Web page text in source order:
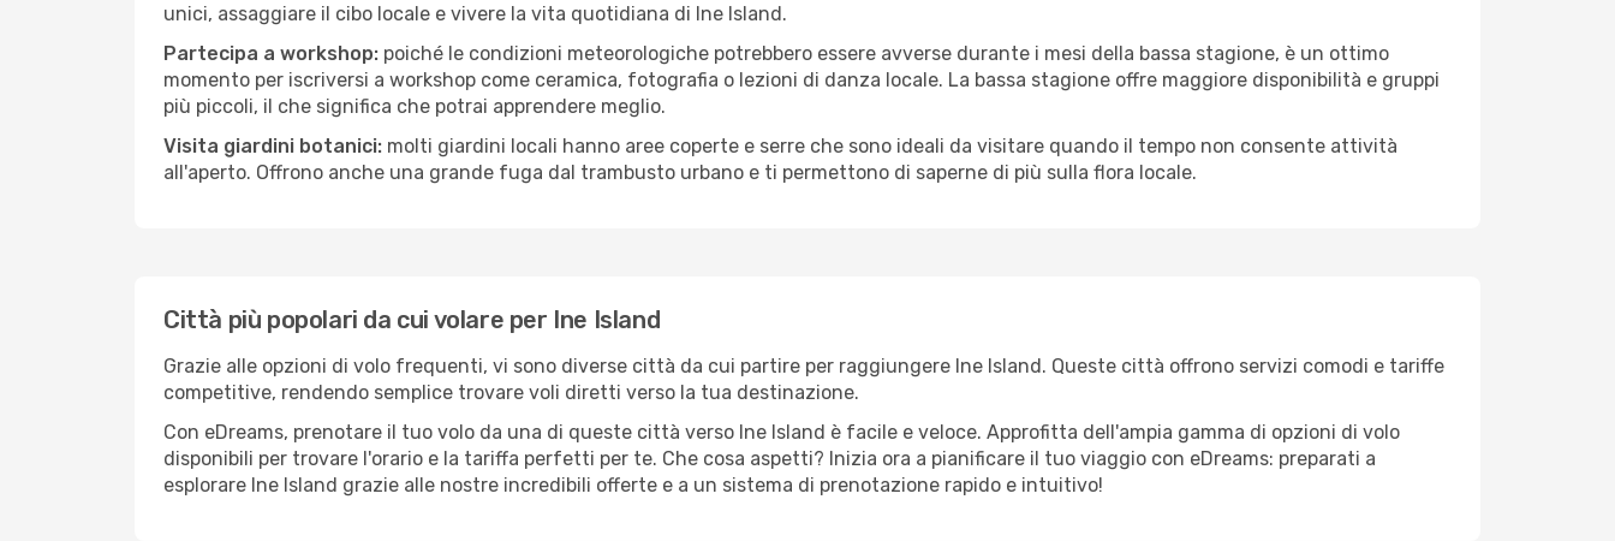
unici, assaggiare il cibo locale e vivere la vita quotidiana di Ine Island.
Partecipa a workshop: poiché le condizioni meteorologiche potrebbero essere avverse durante i mesi della bassa stagione, è un ottimo
momento per iscriversi a workshop come ceramica, fotografia o lezioni di danza locale. La bassa stagione offre maggiore disponibilità e gruppi
più piccoli, il che significa che potrai apprendere meglio.
Visita giardini botanici: molti giardini locali hanno aree coperte e serre che sono ideali da visitare quando il tempo non consente attività
all'aperto. Offrono anche una grande fuga dal trambusto urbano e ti permettono di saperne di più sulla flora locale.
Città più popolari da cui volare per Ine Island
Grazie alle opzioni di volo frequenti, vi sono diverse città da cui partire per raggiungere Ine Island. Queste città offrono servizi comodi e tariffe
competitive, rendendo semplice trovare voli diretti verso la tua destinazione.
Con eDreams, prenotare il tuo volo da una di queste città verso Ine Island è facile e veloce. Approfitta dell'ampia gamma di opzioni di volo
disponibili per trovare l'orario e la tariffa perfetti per te. Che cosa aspetti? Inizia ora a pianificare il tuo viaggio con eDreams: preparati a
esplorare Ine Island grazie alle nostre incredibili offerte e a un sistema di prenotazione rapido e intuitivo!